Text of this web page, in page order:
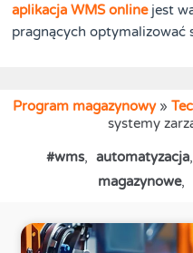
aplikacja WMS onlinejest
pragnących optymalizować
Program magazynowy»
systemy
#wms, automatyzacja,
magazynowe,